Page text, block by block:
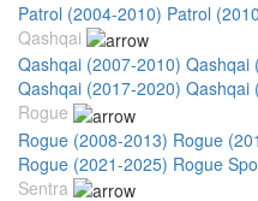
Patrol (2004-2010) Patrol
Qashqai
Qashqai (2007-2010) Qashqai
Qashqai (2017-2020) Qashqai
Rogue
Rogue (2008-2013) Rogue
Rogue (2021-2025) Rogue
Sentra